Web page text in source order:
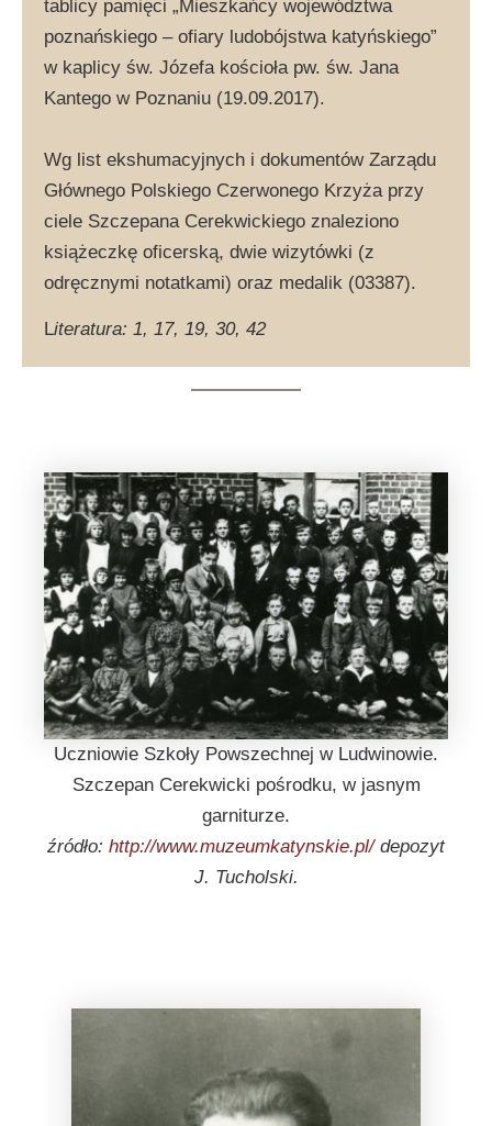
tablicy pamięci „Mieszkańcy województwa
poznańskiego – ofiary ludobójstwa katyńskiego”
w kaplicy św. Józefa kościoła pw. św. Jana
Kantego w Poznaniu (19.09.2017).
Wg list ekshumacyjnych i dokumentów Zarządu
Głównego Polskiego Czerwonego Krzyża przy
ciele Szczepana Cerekwickiego znaleziono
książeczkę oficerską, dwie wizytówki (z
odręcznymi notatkami) oraz medalik (03387).
Literatura: 1, 17, 19, 30, 42
Uczniowie Szkoły Powszechnej w Ludwinowie.
Szczepan Cerekwicki pośrodku, w jasnym
garniturze.
źródło: http://www.muzeumkatynskie.pl/depozyt
J. Tucholski.